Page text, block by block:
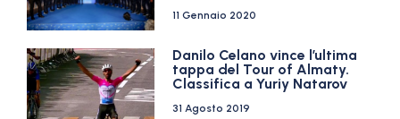
11 Gennaio 2020
Danilo Celano vince l’ultima
tappa del Tour of Almaty.
Classifica a Yuriy Natarov
31 Agosto 2019